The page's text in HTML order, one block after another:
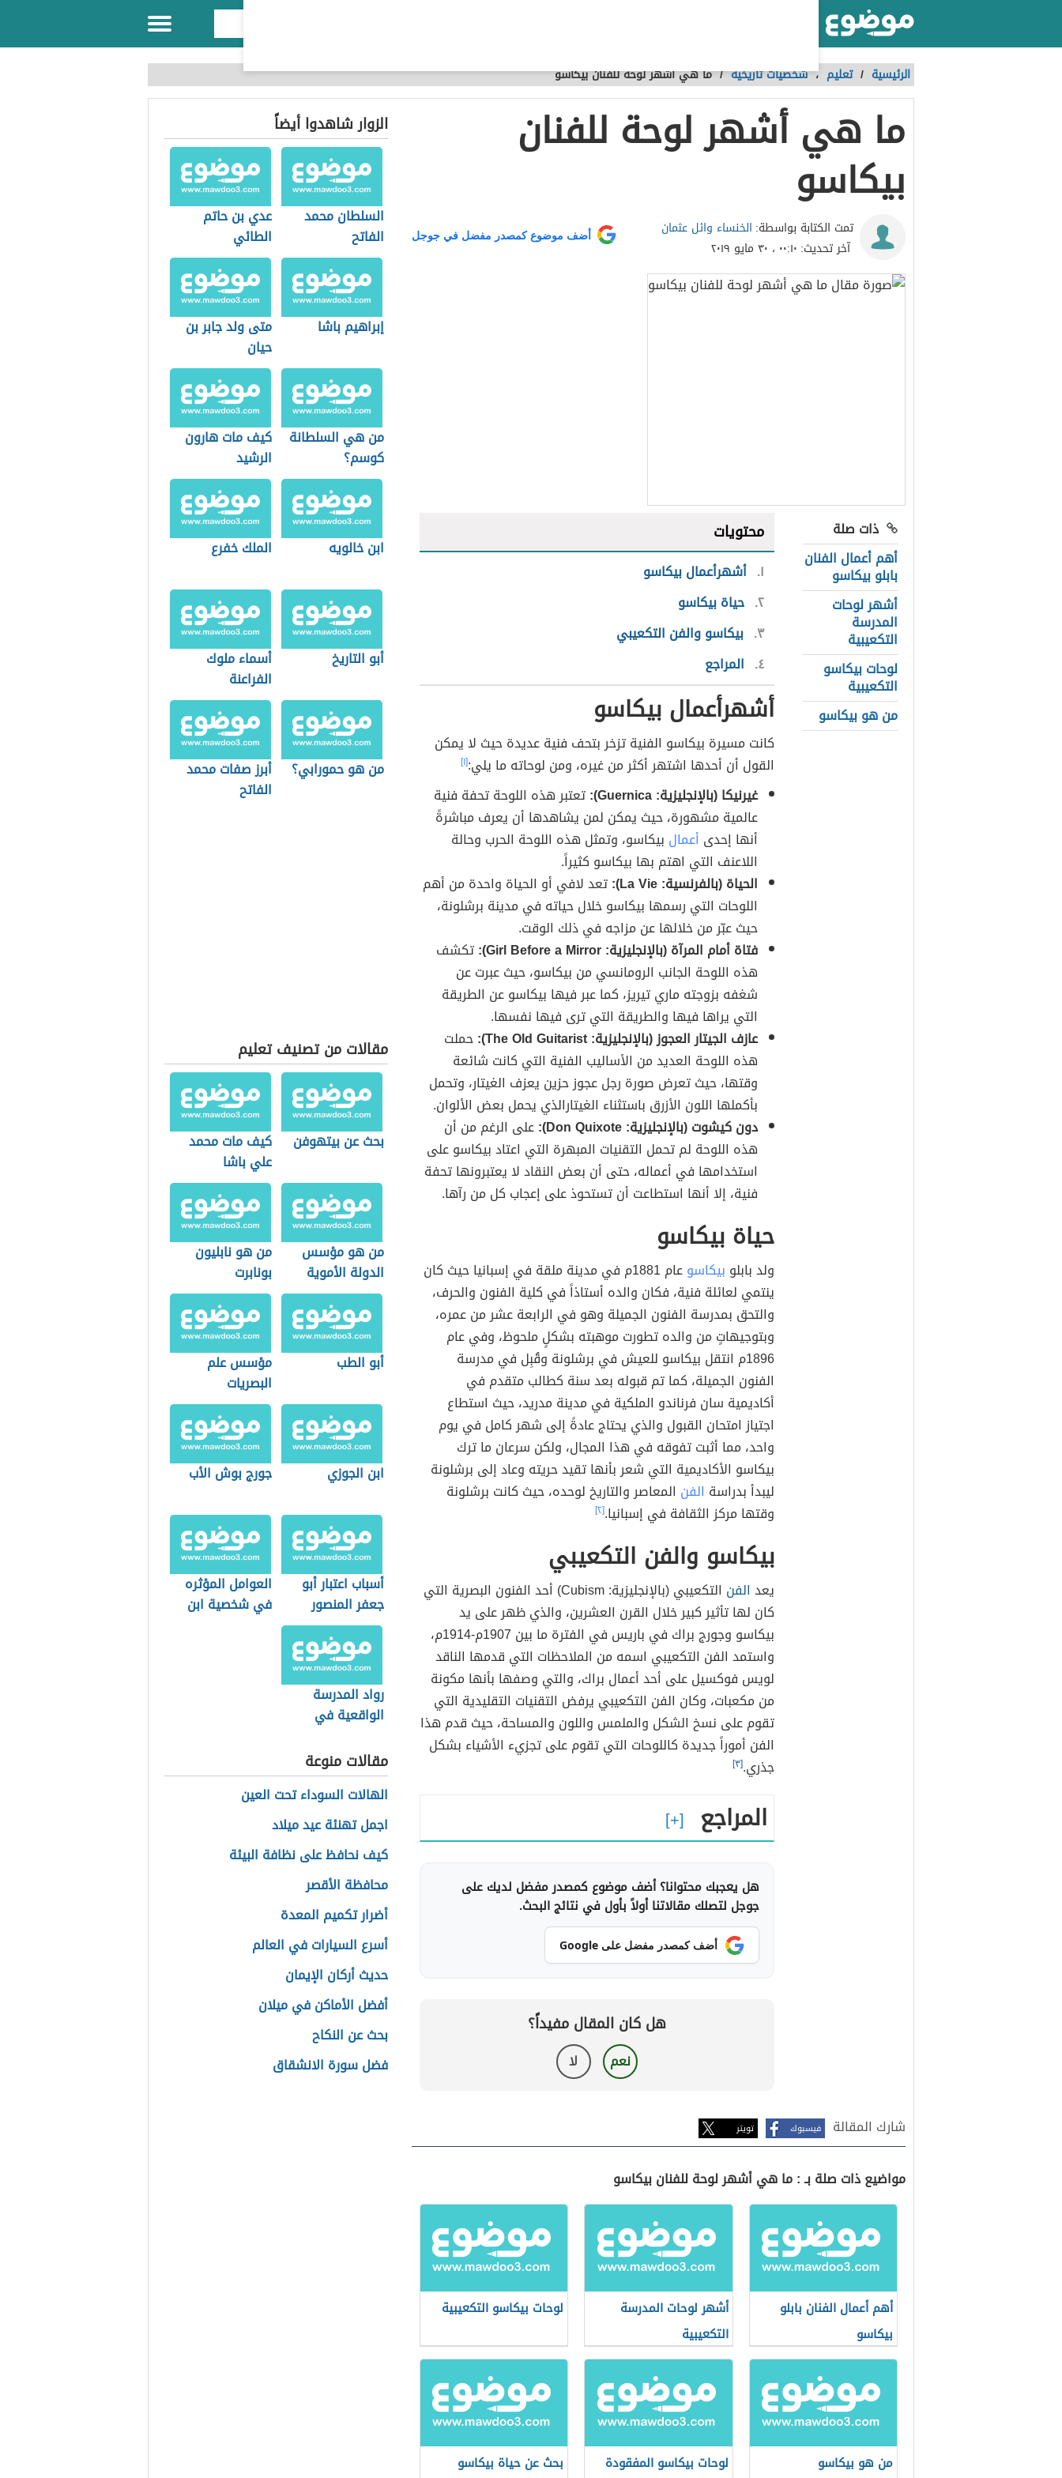
الرئيسية / تعليم ،شخصيات تاريخية /ما هي أشهر لوحة للفنان بيكاسو
ما هي أشهر لوحة للفنان
بيكاسو
تمت الكتابة بواسطة: الخنساء وائل عثمان
آخر تحديث: ٠٠:١٠ ، ٣٠ مايو ٢٠١٩
أضف موضوع كمصدر مفضل في جوجل
ذات صلة
أهم أعمال الفنان
بابلو بيكاسو
أشهر لوحات
المدرسة
التكعيبية
لوحات بيكاسو
التكعيبية
من هو بيكاسو
محتويات
١ أشهرأعمال بيكاسو
٢ حياة بيكاسو
٣ بيكاسو والفن التكعيبي
٤ المراجع
أشهرأعمال بيكاسو
كانت مسيرة بيكاسو الفنية تزخر بتحف فنية عديدة حيث لا يمكن
القول أن أحدها اشتهر أكثر من غيره، ومن لوحاته ما يلي:[١]
غيرنيكا (بالإنجليزية: Guernica):
تعتبر هذه اللوحة تحفة فنية
عالمية مشهورة، حيث يمكن لمن يشاهدها أن يعرف مباشرةً
أنها إحدى أعمال بيكاسو، وتمثل هذه اللوحة الحرب وحالة
اللاعنف التي اهتم بها بيكاسو كثيراً.
الحياة (بالفرنسية: La Vie):
تعد لافي أو الحياة واحدة من أهم
اللوحات التي رسمها بيكاسو خلال حياته في مدينة برشلونة،
حيث عبّر من خلالها عن مزاجه في ذلك الوقت.
فتاة أمام المرآة (بالإنجليزية: Girl Before a Mirror):
تكشف
هذه اللوحة الجانب الرومانسي من بيكاسو، حيث عبرت عن
شغفه بزوجته ماري تيريز، كما عبر فيها بيكاسو عن الطريقة
التي يراها فيها والطريقة التي ترى فيها نفسها.
عازف الجيتار العجوز (بالإنجليزية: The Old Guitarist):
حملت
هذه اللوحة العديد من الأساليب الفنية التي كانت شائعة
وقتها، حيث تعرض صورة رجل عجوز حزين يعزف الغيتار، وتحمل
بأكملها اللون الأزرق باستثناء الغيتارالذي يحمل بعض الألوان.
دون كيشوت (بالإنجليزية: Don Quixote):
على الرغم من أن
هذه اللوحة لم تحمل التقنيات المبهرة التي اعتاد بيكاسو على
استخدامها في أعماله، حتى أن بعض النقاد لا يعتبرونها تحفة
فنية، إلا أنها استطاعت أن تستحوذ على إعجاب كل من رآها.
حياة بيكاسو
ولد بابلو بيكاسو
عام 1881م في مدينة ملقة في إسبانيا حيث كان
ينتمي لعائلة فنية، فكان والده أستاذاً في كلية الفنون والحرف،
والتحق بمدرسة الفنون الجميلة وهو في الرابعة عشر من عمره،
وبتوجيهاتٍ من والده تطورت موهبته بشكلٍ ملحوظ، وفي عام
1896م انتقل بيكاسو للعيش في برشلونة وقُبِل في مدرسة
الفنون الجميلة، كما تم قبوله بعد سنة كطالب متقدم في
أكاديمية سان فرناندو الملكية في مدينة مدريد، حيث استطاع
اجتياز امتحان القبول والذي يحتاج عادةً إلى شهر كامل في يوم
واحد، مما أثبت تفوقه في هذا المجال، ولكن سرعان ما ترك
بيكاسو الأكاديمية التي شعر بأنها تقيد حريته وعاد إلى برشلونة
ليبدأ بدراسة الفن المعاصر والتاريخ لوحده، حيث كانت برشلونة
وقتها مركز الثقافة في إسبانيا.[٢]
بيكاسو والفن التكعيبي
يعد الفن
التكعيبي (بالإنجليزية: Cubism) أحد الفنون البصرية التي
كان لها تأثير كبير خلال القرن العشرين، والذي ظهر على يد
بيكاسو وجورج براك في باريس في الفترة ما بين 1907م-1914م،
واستمد الفن التكعيبي اسمه من الملاحظات التي قدمها الناقد
لويس فوكسيل على أحد أعمال براك، والتي وصفها بأنها مكونة
من مكعبات، وكان الفن التكعيبي يرفض التقنيات التقليدية التي
تقوم على نسخ الشكل والملمس واللون والمساحة، حيث قدم هذا
الفن أموراً جديدة كاللوحات التي تقوم على تجزيء الأشياء بشكل
جذري.[٣]
المراجع
هل يعجبك محتوانا؟ أضف موضوع كمصدر مفضل لديك على
جوجل لتصلك مقالاتنا أولاً بأول في نتائج البحث.
أضف كمصدر مفضل على Google
هل كان المقال مفيداً؟
نعم لا
شارك المقالة فيسبوك تويتر
مواضيع ذات صلة بـ : ما هي أشهر لوحة للفنان بيكاسو
أهم أعمال الفنان بابلو
بيكاسو
أشهر لوحات المدرسة
التكعيبية
لوحات بيكاسو التكعيبية
من هو بيكاسو لوحات بيكاسو المفقودة بحث عن حياة بيكاسو
الزوار شاهدوا أيضاً
السلطان محمد
الفاتح
عدي بن حاتم
الطائي
إبراهيم باشا
متى ولد جابر بن
حيان
من هي السلطانة
كوسم؟
كيف مات هارون
الرشيد
ابن خالويه الملك خفرع
أبو التاريخ
أسماء ملوك
الفراعنة
من هو حمورابي؟
أبرز صفات محمد
الفاتح
مقالات من تصنيف تعليم
بحث عن بيتهوفن
كيف مات محمد
علي باشا
من هو مؤسس
الدولة الأموية
من هو نابليون
بونابرت
أبو الطب
مؤسس علم
البصريات
ابن الجوزي جورج بوش الأب
أسباب اعتبار أبو
جعفر المنصور
المؤسس الحقيقي
للدولة العباسية
العوامل المؤثره
في شخصية ابن
رواد المدرسة
الواقعية في
مقالات منوعة
الهالات السوداء تحت العين
اجمل تهنئة عيد ميلاد
كيف نحافظ على نظافة البيئة
محافظة الأقصر
أضرار تكميم المعدة
أسرع السيارات في العالم
حديث أركان الإيمان
أفضل الأماكن في ميلان
بحث عن النكاح
فضل سورة الانشقاق